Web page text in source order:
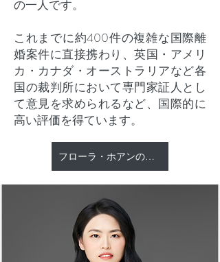
の一人です。
これまでに約400件の複雑な国際離
婚案件に直接携わり、英国・アメリ
カ・カナダ・オーストラリアなど各
国の裁判所において専門家証人とし
て意見を求められるなど、国際的に
高い評価を得ています。
フローラ・ホアンの詳細プロフィールを見る